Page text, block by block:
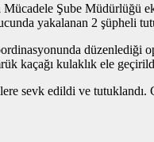
Şube Müdürlüğü
yakalanan 2 şüpheli
düzenlediği
kaçağı kulaklık ele
sevk edildi ve